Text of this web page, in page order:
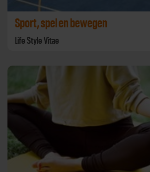
Sport, spel en bewegen
Life Style Vitae